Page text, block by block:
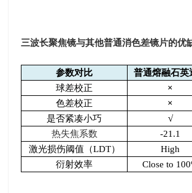
三波长聚焦镜与其他普通消色差镜片的优
参数对比 普通熔融石英
球差校正
×
色差校正
×
是否紧凑小巧
√
热失焦系数
-21.1
激光损伤阈值（LDT） High
衍射效率
Close to